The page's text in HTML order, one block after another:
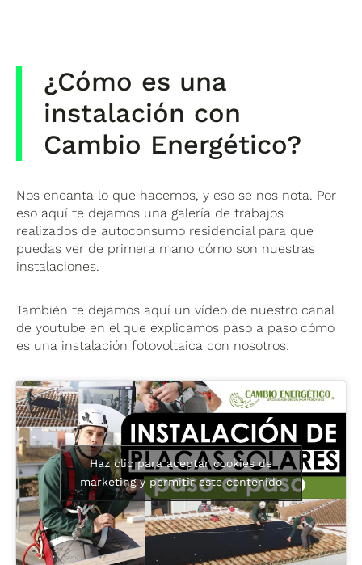
¿Cómo es una
instalación con
Cambio Energético?
Nos encanta lo que hacemos, y eso se nos nota. Por
eso aquí te dejamos una galería de trabajos
realizados de autoconsumo residencial para que
puedas ver de primera mano cómo son nuestras
instalaciones.
También te dejamos aquí un vídeo de nuestro canal
de youtube en el que explicamos paso a paso cómo
es una instalación fotovoltaica con nosotros:
Haz clic para aceptar cookies de
marketing y permitir este contenido